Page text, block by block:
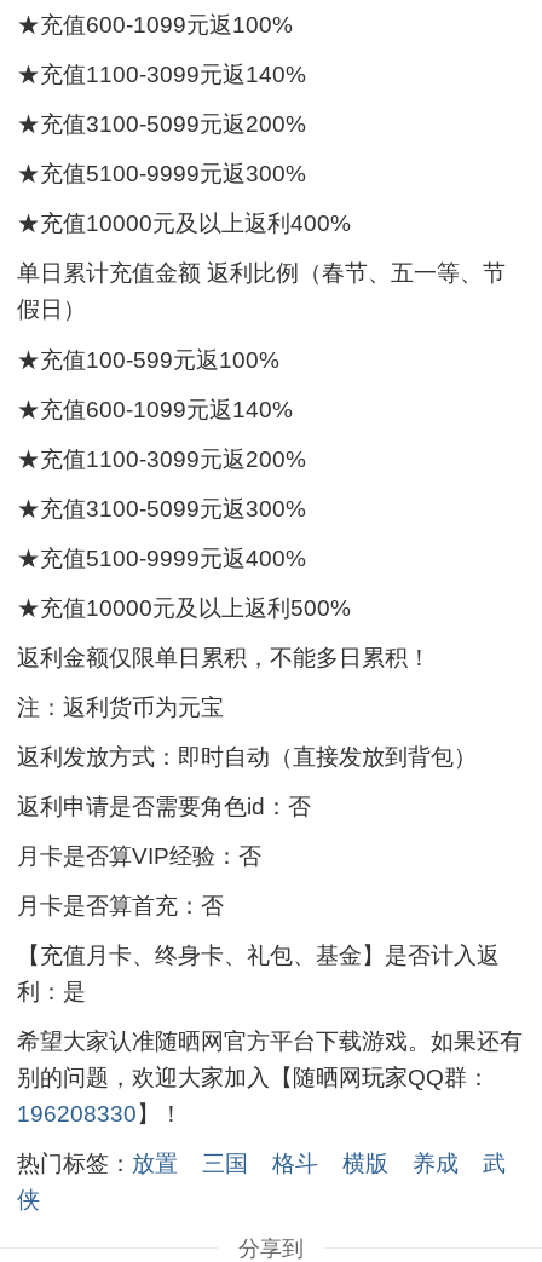
★充值600-1099元返100%
★充值1100-3099元返140%
★充值3100-5099元返200%
★充值5100-9999元返300%
★充值10000元及以上返利400%
单日累计充值金额 返利比例（春节、五一等、节
假日）
★充值100-599元返100%
★充值600-1099元返140%
★充值1100-3099元返200%
★充值3100-5099元返300%
★充值5100-9999元返400%
★充值10000元及以上返利500%
返利金额仅限单日累积，不能多日累积！
注：返利货币为元宝
返利发放方式：即时自动（直接发放到背包）
返利申请是否需要角色id：否
月卡是否算VIP经验：否
月卡是否算首充：否
【充值月卡、终身卡、礼包、基金】是否计入返
利：是
希望大家认准随晒网官方平台下载游戏。如果还有
别的问题，欢迎大家加入【随晒网玩家QQ群：
196208330】！
热门标签： 放置 三国 格斗 横版 养成
武
侠
分享到